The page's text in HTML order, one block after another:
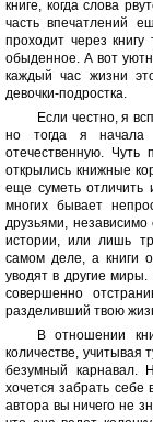
книге, когда слова
часть впечатлений
проходит через
обыденное. А вот
каждый час жизни
девочки-подростка.
Если честно, я
но тогда я начала
отечественную. Чуть
открылись книжные
еще суметь отличить
многих бывает
друзьями, независимо
истории, или лишь
самом деле, а книги
уводят в другие
совершенно
разделивший твою
В отношении
количестве, учитывая
безумный карнавал.
хочется забрать себе
автора вы ничего не